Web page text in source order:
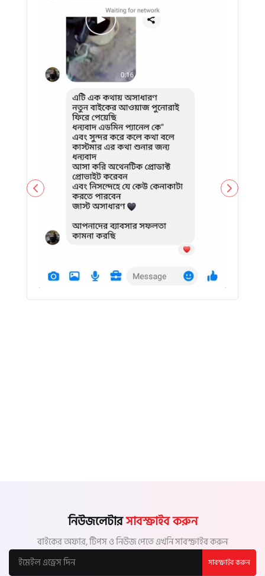
নিউজলেটারসাবস্ক্রাইব করুন
বাইকের অফার, টিপস ও নিউজ পেতে এখনি সাবস্ক্রাইব করুন
সাবস্ক্রাইব করুন